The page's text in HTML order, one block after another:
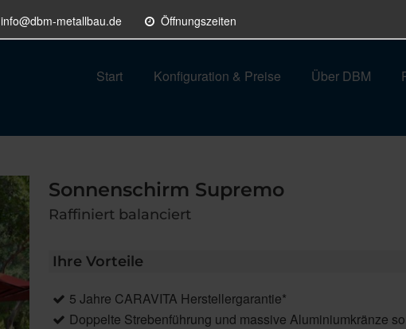
info@dbm-metallbau.de Öffnungszeiten
Start Konfiguration & Preise Über DBM
Sonnenschirm Supremo
Raffiniert balanciert
Ihre Vorteile
5 Jahre CARAVITA Herstellergarantie*
Doppelte Strebenführung und massive Aluminiumkränze